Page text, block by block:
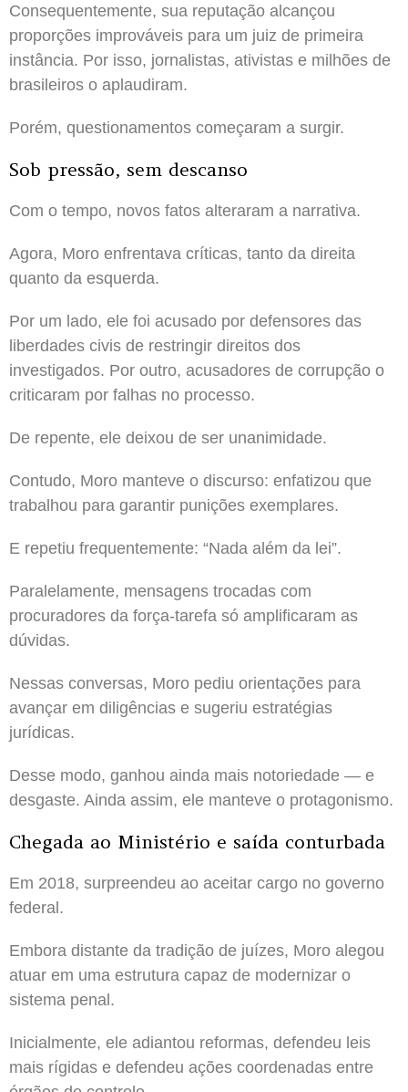
Consequentemente, sua reputação alcançou
proporções improváveis para um juiz de primeira
instância. Por isso, jornalistas, ativistas e milhões de
brasileiros o aplaudiram.
Porém, questionamentos começaram a surgir.
Sob pressão, sem descanso
Com o tempo, novos fatos alteraram a narrativa.
Agora, Moro enfrentava críticas, tanto da direita
quanto da esquerda.
Por um lado, ele foi acusado por defensores das
liberdades civis de restringir direitos dos
investigados. Por outro, acusadores de corrupção o
criticaram por falhas no processo.
De repente, ele deixou de ser unanimidade.
Contudo, Moro manteve o discurso: enfatizou que
trabalhou para garantir punições exemplares.
E repetiu frequentemente: “Nada além da lei”.
Paralelamente, mensagens trocadas com
procuradores da força-tarefa só amplificaram as
dúvidas.
Nessas conversas, Moro pediu orientações para
avançar em diligências e sugeriu estratégias
jurídicas.
Desse modo, ganhou ainda mais notoriedade — e
desgaste. Ainda assim, ele manteve o protagonismo.
Chegada ao Ministério e saída conturbada
Em 2018, surpreendeu ao aceitar cargo no governo
federal.
Embora distante da tradição de juízes, Moro alegou
atuar em uma estrutura capaz de modernizar o
sistema penal.
Inicialmente, ele adiantou reformas, defendeu leis
mais rígidas e defendeu ações coordenadas entre